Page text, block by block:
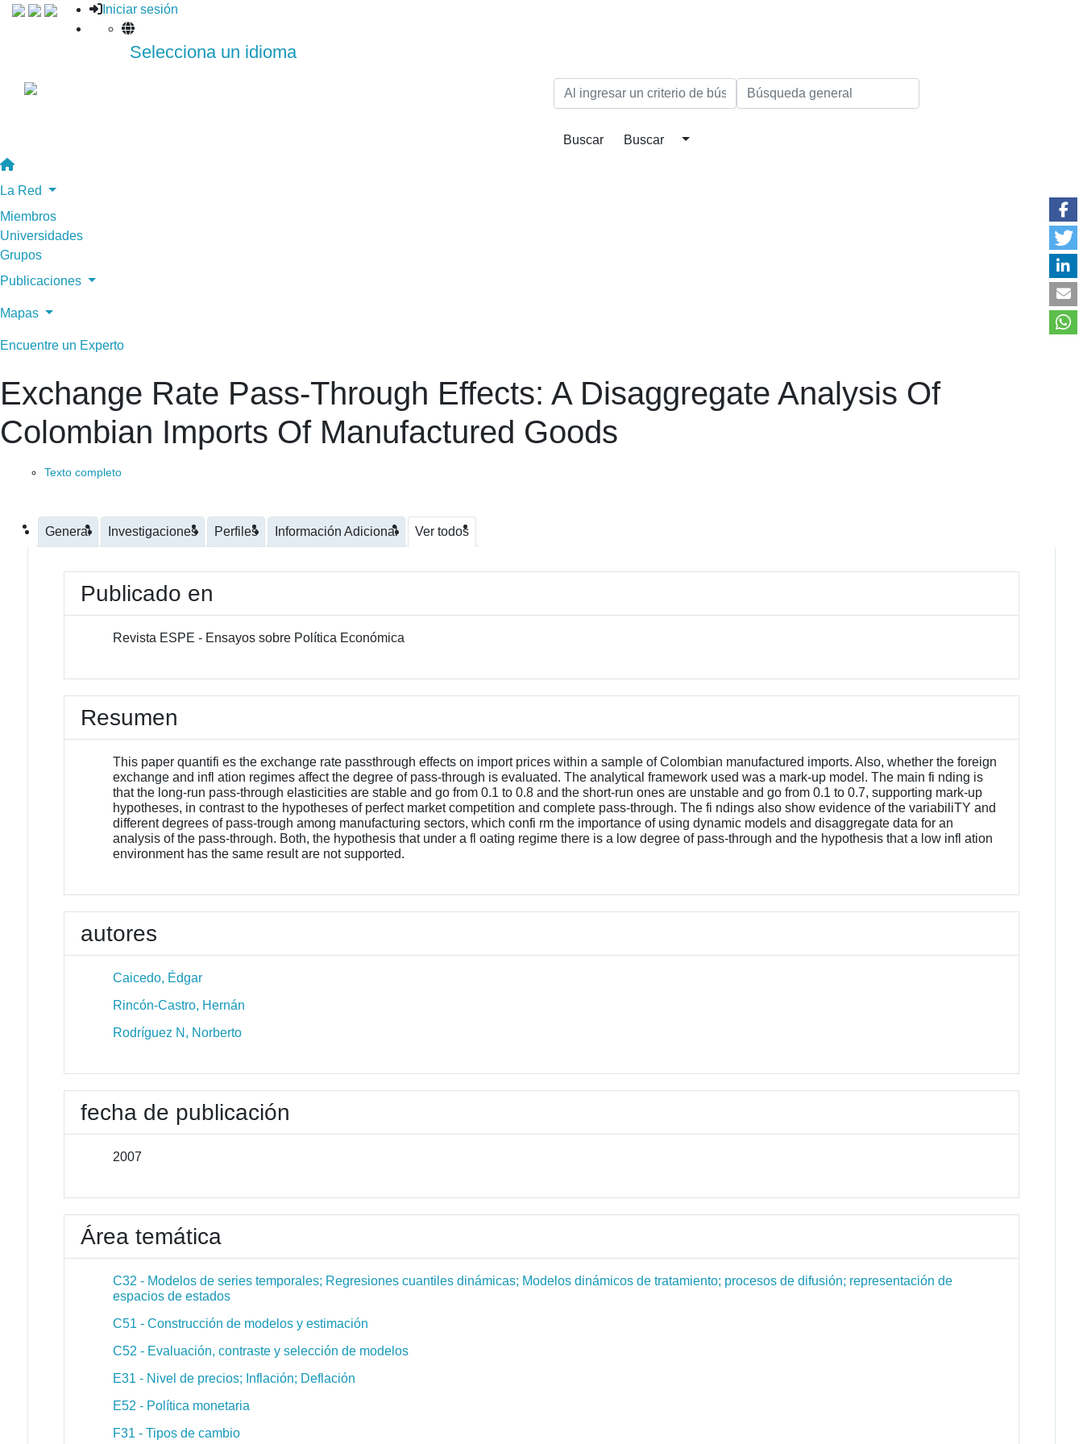
Iniciar sesión
Selecciona un idioma
La Red
Miembros
Universidades
Grupos
Publicaciones
Mapas
Encuentre un Experto
Exchange Rate Pass-Through Effects: A Disaggregate Analysis Of
Colombian Imports Of Manufactured Goods
Texto completo
General Investigaciones Perfiles Información Adicional Ver todos
Publicado en
Revista ESPE - Ensayos sobre Política Económica
Resumen
This paper quantifi es the exchange rate passthrough effects on import prices within a sample of Colombian manufactured imports. Also, whether the foreign
exchange and infl ation regimes affect the degree of pass-through is evaluated. The analytical framework used was a mark-up model. The main fi nding is
that the long-run pass-through elasticities are stable and go from 0.1 to 0.8 and the short-run ones are unstable and go from 0.1 to 0.7, supporting mark-up
hypotheses, in contrast to the hypotheses of perfect market competition and complete pass-through. The fi ndings also show evidence of the variabiliTY and
different degrees of pass-trough among manufacturing sectors, which confi rm the importance of using dynamic models and disaggregate data for an
analysis of the pass-through. Both, the hypothesis that under a fl oating regime there is a low degree of pass-through and the hypothesis that a low infl ation
environment has the same result are not supported.
autores
Caicedo, Édgar
Rincón-Castro, Hernán
Rodríguez N, Norberto
fecha de publicación
2007
Área temática
C32 - Modelos de series temporales; Regresiones cuantiles dinámicas; Modelos dinámicos de tratamiento; procesos de difusión; representación de
espacios de estados
C51 - Construcción de modelos y estimación
C52 - Evaluación, contraste y selección de modelos
E31 - Nivel de precios; Inflación; Deflación
E52 - Política monetaria
F31 - Tipos de cambio